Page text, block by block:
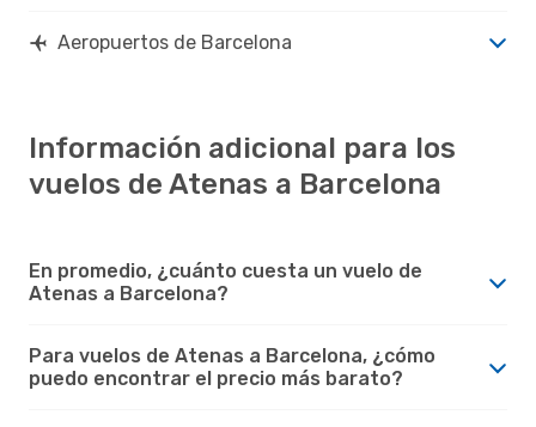
Aeropuertos de Barcelona
Información adicional para los
vuelos de Atenas a Barcelona
En promedio, ¿cuánto cuesta un vuelo de
Atenas a Barcelona?
Para vuelos de Atenas a Barcelona, ¿cómo
puedo encontrar el precio más barato?